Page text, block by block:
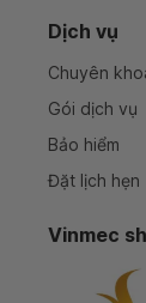
Dịch vụ
Chuyên
Gói dịch vụ
Bảo hiểm
Đặt lịch hẹn
Vinmec